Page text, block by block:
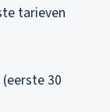
tarieven
30